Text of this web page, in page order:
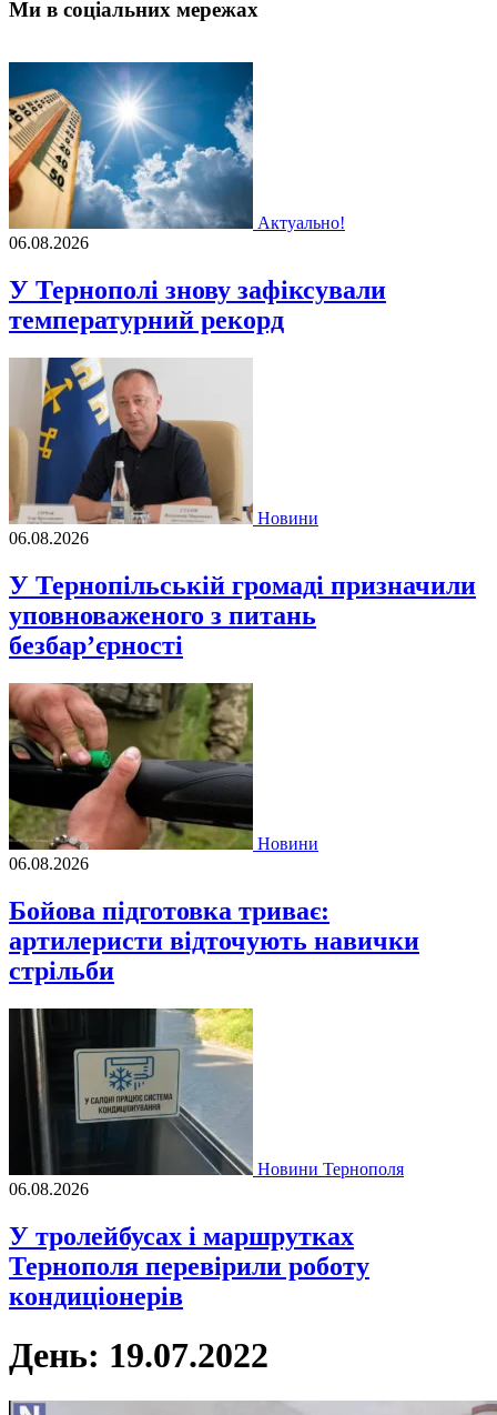
Ми в соціальних мережах
Актуально!
06.08.2026
У Тернополі знову зафіксували
температурний рекорд
Новини
06.08.2026
У Тернопільській громаді призначили
уповноваженого з питань
безбар’єрності
Новини
06.08.2026
Бойова підготовка триває:
артилеристи відточують навички
стрільби
Новини Тернополя
06.08.2026
У тролейбусах і маршрутках
Тернополя перевірили роботу
кондиціонерів
День: 19.07.2022